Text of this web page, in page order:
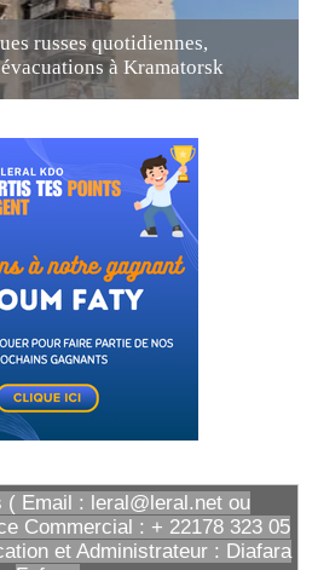
russes quotidiennes,
à Kramatorsk
( Email : leral@leral.net ou
Commercial : + 22178 323 05
et Administrateur : Diafara